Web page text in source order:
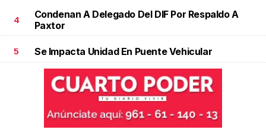
4
Condenan A Delegado Del DIF Por Respaldo A
Paxtor
5 Se Impacta Unidad En Puente Vehicular